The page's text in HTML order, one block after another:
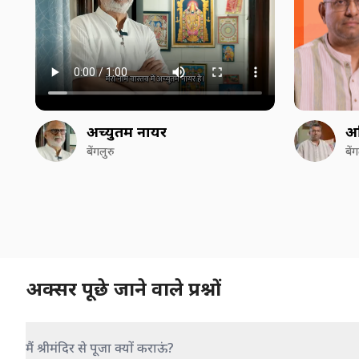
अच्युतम नायर
बेंगलुरु
अक्सर पूछे जाने वाले प्रश्नों
मैं श्रीमंदिर से पूजा क्यों कराऊं?